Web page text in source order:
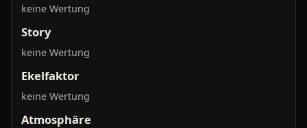
keine Wertung
Story
keine Wertung
Ekelfaktor
keine Wertung
Atmosphäre